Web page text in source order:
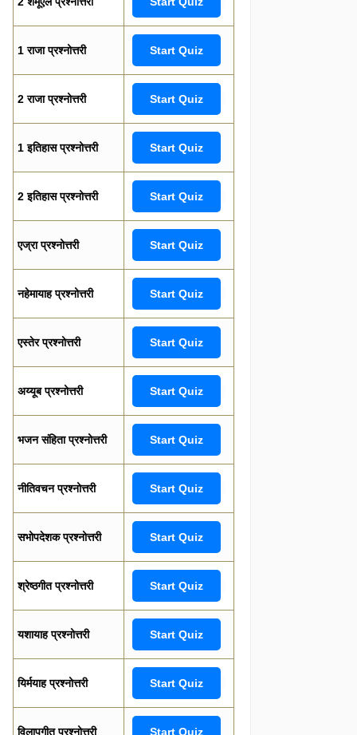
1 राजा प्रश्नोत्तरी Start Quiz
2 राजा प्रश्नोत्तरी Start Quiz
1 इतिहास प्रश्नोत्तरी Start Quiz
2 इतिहास प्रश्नोत्तरी Start Quiz
एज्रा प्रश्नोत्तरी Start Quiz
नहेमायाह प्रश्नोत्तरी Start Quiz
एस्तेर प्रश्नोत्तरी Start Quiz
अय्यूब प्रश्नोत्तरी Start Quiz
भजन संहिता प्रश्नोत्तरी Start Quiz
नीतिवचन प्रश्नोत्तरी Start Quiz
सभोपदेशक प्रश्नोत्तरी Start Quiz
श्रेष्ठगीत प्रश्नोत्तरी Start Quiz
यशायाह प्रश्नोत्तरी Start Quiz
यिर्मयाह प्रश्नोत्तरी Start Quiz
विलापगीत प्रश्नोत्तरी Start Quiz